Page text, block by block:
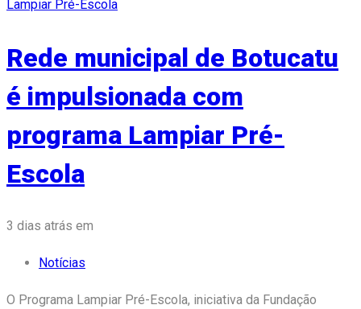
Lampiar Pré-Escola
Rede municipal de Botucatu
é impulsionada com
programa Lampiar Pré-
Escola
3 dias atrás em
Notícias
O Programa Lampiar Pré-Escola, iniciativa da Fundação